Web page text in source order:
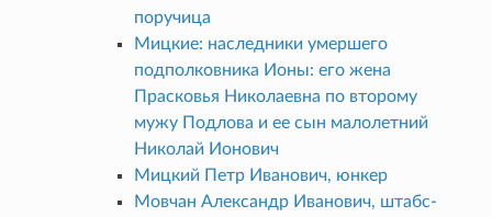
поручица
Мицкие: наследники умершего
подполковника Ионы: его жена
Прасковья Николаевна по второму
мужу Подлова и ее сын малолетний
Николай Ионович
Мицкий Петр Иванович, юнкер
Мовчан Александр Иванович, штабс-